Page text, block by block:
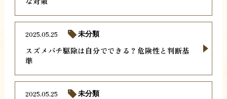
スズメバチ駆除は自分でできる？危険性と判断基
準
2025.05.25 未分類
2025.05.25 未分類